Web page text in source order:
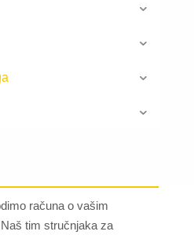
računa o vašim
tim stručnjaka za